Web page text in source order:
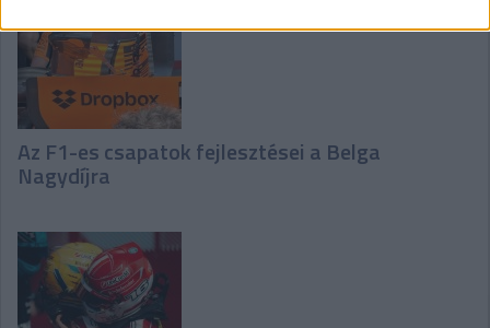
Az F1-es csapatok fejlesztései a Belga
Nagydíjra